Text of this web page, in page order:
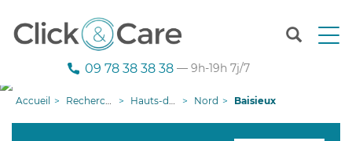
T
n
09 78 38 38 38 — 9h-19h 7j/7
Accueil Recherche aide à domicile Hauts-de-France Nord Baisieux